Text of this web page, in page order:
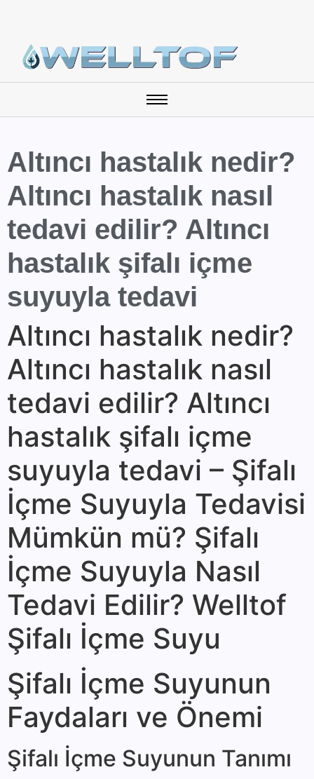
Altıncı hastalık nedir?
Altıncı hastalık nasıl
tedavi edilir? Altıncı
hastalık şifalı içme
suyuyla tedavi
Altıncı hastalık nedir?
Altıncı hastalık nasıl
tedavi edilir? Altıncı
hastalık şifalı içme
suyuyla tedavi – Şifalı
İçme Suyuyla Tedavisi
Mümkün mü? Şifalı
İçme Suyuyla Nasıl
Tedavi Edilir? Welltof
Şifalı İçme Suyu
Şifalı İçme Suyunun
Faydaları ve Önemi
Şifalı İçme Suyunun Tanımı